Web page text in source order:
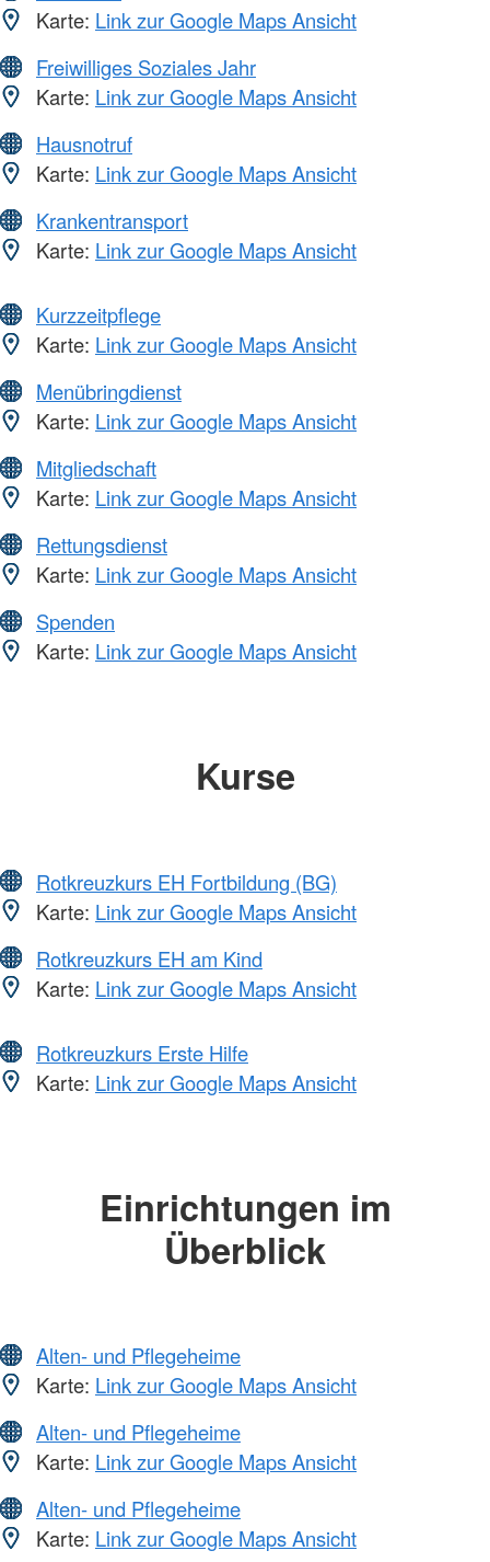
Karte: Link zur Google Maps Ansicht
Freiwilliges Soziales Jahr
Karte: Link zur Google Maps Ansicht
Hausnotruf
Karte: Link zur Google Maps Ansicht
Krankentransport
Karte: Link zur Google Maps Ansicht
Kurzzeitpflege
Karte: Link zur Google Maps Ansicht
Menübringdienst
Karte: Link zur Google Maps Ansicht
Mitgliedschaft
Karte: Link zur Google Maps Ansicht
Rettungsdienst
Karte: Link zur Google Maps Ansicht
Spenden
Karte: Link zur Google Maps Ansicht
Kurse
Rotkreuzkurs EH Fortbildung (BG)
Karte: Link zur Google Maps Ansicht
Rotkreuzkurs EH am Kind
Karte: Link zur Google Maps Ansicht
Rotkreuzkurs Erste Hilfe
Karte: Link zur Google Maps Ansicht
Einrichtungen im
Überblick
Alten- und Pflegeheime
Karte: Link zur Google Maps Ansicht
Alten- und Pflegeheime
Karte: Link zur Google Maps Ansicht
Alten- und Pflegeheime
Karte: Link zur Google Maps Ansicht